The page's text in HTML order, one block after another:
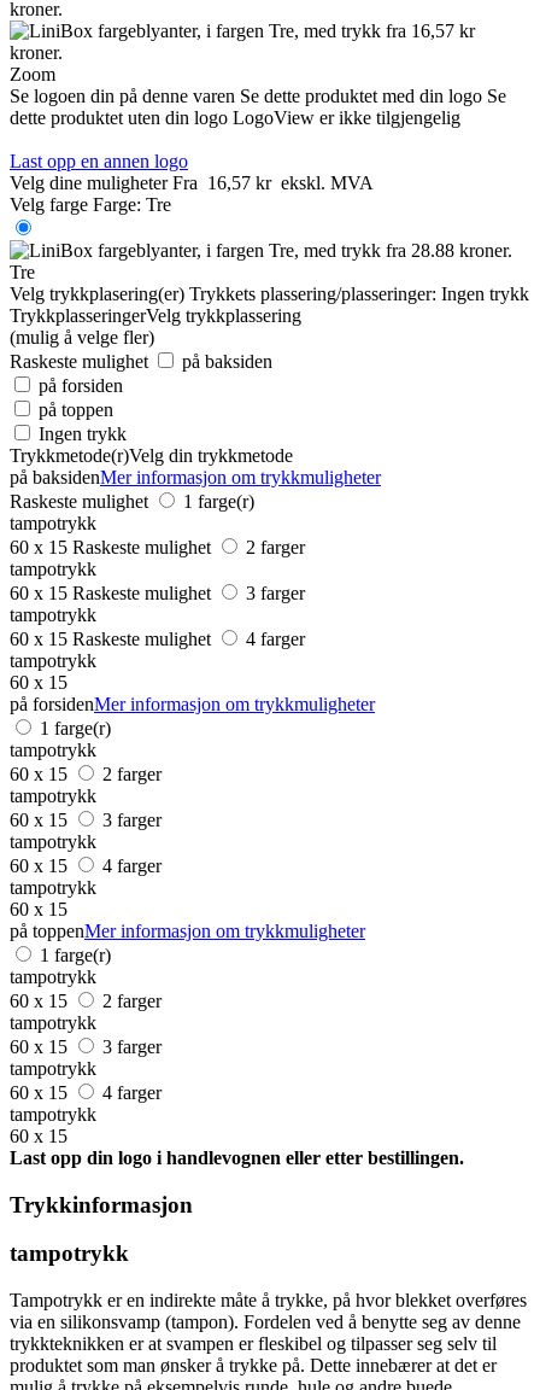
Zoom
Se logoen din på denne varen Se dette produktet med din logo Se
dette produktet uten din logo LogoView er ikke tilgjengelig
Last opp en annen logo
Velg dine muligheter Fra 16,57 kr ekskl. MVA
Velg farge Farge: Tre
Tre
Velg trykkplasering(er) Trykkets plassering/plasseringer: Ingen trykk
TrykkplasseringerVelg trykkplassering
(mulig å velge fler)
Raskeste mulighet
på baksiden
på forsiden
på toppen
Ingen trykk
Trykkmetode(r)Velg din trykkmetode
på baksidenMer informasjon om trykkmuligheter
Raskeste mulighet
1 farge(r)
tampotrykk
60 x 15 Raskeste mulighet
2 farger
tampotrykk
60 x 15 Raskeste mulighet
3 farger
tampotrykk
60 x 15 Raskeste mulighet
4 farger
tampotrykk
60 x 15
på forsidenMer informasjon om trykkmuligheter
1 farge(r)
tampotrykk
60 x 15
2 farger
tampotrykk
60 x 15
3 farger
tampotrykk
60 x 15
4 farger
tampotrykk
60 x 15
på toppenMer informasjon om trykkmuligheter
1 farge(r)
tampotrykk
60 x 15
2 farger
tampotrykk
60 x 15
3 farger
tampotrykk
60 x 15
4 farger
tampotrykk
60 x 15
Last opp din logo i handlevognen eller etter bestillingen.
Trykkinformasjon
tampotrykk
Tampotrykk er en indirekte måte å trykke, på hvor blekket overføres
via en silikonsvamp (tampon). Fordelen ved å benytte seg av denne
trykkteknikken er at svampen er fleskibel og tilpasser seg selv til
produktet som man ønsker å trykke på. Dette innebærer at det er